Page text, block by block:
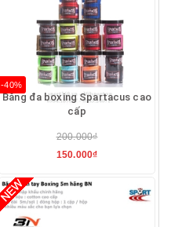
-40%
Băng đa boxing Spartacus cao
cấp
200.000₫
150.000₫